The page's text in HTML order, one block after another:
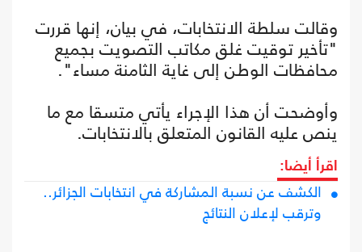
وقالت سلطة الانتخابات، في بيان، إنها قررت
"تأخير توقيت غلق مكاتب التصويت بجميع
محافظات الوطن إلى غاية الثامنة مساء".
وأوضحت أن هذا الإجراء يأتي متسقا مع ما
ينص عليه القانون المتعلق بالانتخابات.
اقرأ أيضا:
الكشف عن نسبة المشاركة في انتخابات الجزائر..
وترقب لإعلان النتائج